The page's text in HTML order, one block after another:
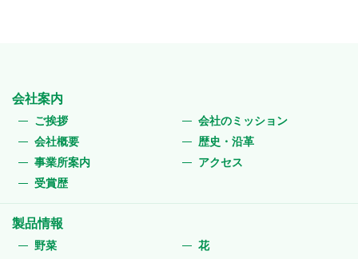
会社案内
ご挨拶
会社のミッション
会社概要
歴史・沿革
事業所案内
アクセス
受賞歴
製品情報
野菜
花